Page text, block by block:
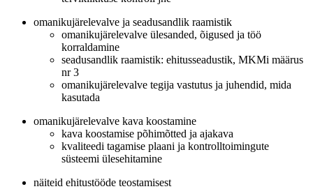
omanikujärelevalve ja seadusandlik raamistik
omanikujärelevalve ülesanded, õigused ja töö
korraldamine
seadusandlik raamistik: ehitusseadustik, MKMi määrus
nr 3
omanikujärelevalve tegija vastutus ja juhendid, mida
kasutada
omanikujärelevalve kava koostamine
kava koostamise põhimõtted ja ajakava
kvaliteedi tagamise plaani ja kontrolltoimingute
süsteemi ülesehitamine
näiteid ehitustööde teostamisest